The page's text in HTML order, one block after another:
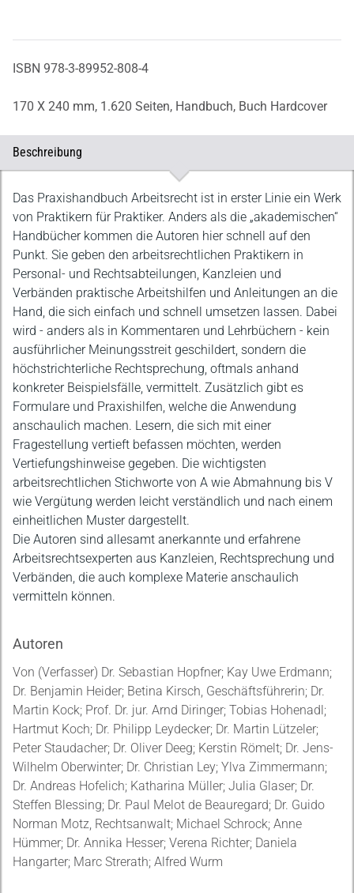
ISBN 978-3-89952-808-4
170 X 240 mm, 1.620 Seiten, Handbuch, Buch Hardcover
Beschreibung
Beschreibung
Das Praxishandbuch Arbeitsrecht ist in erster Linie ein Werk
von Praktikern für Praktiker. Anders als die „akademischen“
Handbücher kommen die Autoren hier schnell auf den
Punkt. Sie geben den arbeitsrechtlichen Praktikern in
Personal- und Rechtsabteilungen, Kanzleien und
Verbänden praktische Arbeitshilfen und Anleitungen an die
Hand, die sich einfach und schnell umsetzen lassen. Dabei
wird - anders als in Kommentaren und Lehrbüchern - kein
ausführlicher Meinungsstreit geschildert, sondern die
höchstrichterliche Rechtsprechung, oftmals anhand
konkreter Beispielsfälle, vermittelt. Zusätzlich gibt es
Formulare und Praxishilfen, welche die Anwendung
anschaulich machen. Lesern, die sich mit einer
Fragestellung vertieft befassen möchten, werden
Vertiefungshinweise gegeben. Die wichtigsten
arbeitsrechtlichen Stichworte von A wie Abmahnung bis V
wie Vergütung werden leicht verständlich und nach einem
einheitlichen Muster dargestellt.
Die Autoren sind allesamt anerkannte und erfahrene
Arbeitsrechtsexperten aus Kanzleien, Rechtsprechung und
Verbänden, die auch komplexe Materie anschaulich
vermitteln können.
Autoren
Von (Verfasser) Dr. Sebastian Hopfner; Kay Uwe Erdmann;
Dr. Benjamin Heider; Betina Kirsch, Geschäftsführerin; Dr.
Martin Kock; Prof. Dr. jur. Arnd Diringer; Tobias Hohenadl;
Hartmut Koch; Dr. Philipp Leydecker; Dr. Martin Lützeler;
Peter Staudacher; Dr. Oliver Deeg; Kerstin Römelt; Dr. Jens-
Wilhelm Oberwinter; Dr. Christian Ley; Ylva Zimmermann;
Dr. Andreas Hofelich; Katharina Müller; Julia Glaser; Dr.
Steffen Blessing; Dr. Paul Melot de Beauregard; Dr. Guido
Norman Motz, Rechtsanwalt; Michael Schrock; Anne
Hümmer; Dr. Annika Hesser; Verena Richter; Daniela
Hangarter; Marc Strerath; Alfred Wurm